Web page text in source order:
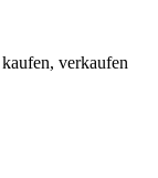
verkaufen